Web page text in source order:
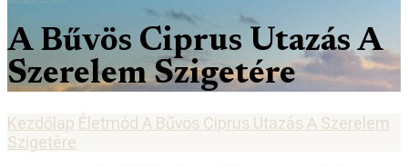
A Bűvös Ciprus Utazás A
Szerelem Szigetére
Kezdőlap Életmód A Bűvös Ciprus Utazás A Szerelem
Szigetére